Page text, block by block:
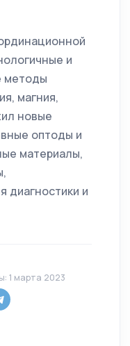
и
методы
магния,
новые
оптоды и
материалы,
диагностики и
1 марта 2023